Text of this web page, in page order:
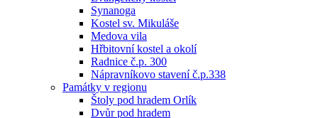
Synanoga
Kostel sv. Mikuláše
Medova vila
Hřbitovní kostel a okolí
Radnice č.p. 300
Nápravníkovo stavení č.p.338
Památky v regionu
Štoly pod hradem Orlík
Dvůr pod hradem